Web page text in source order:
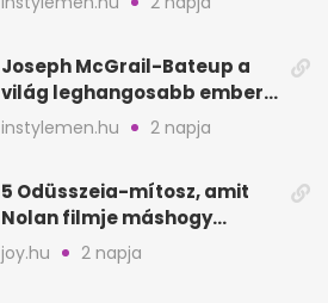
hely
Joseph McGrail-Bateup a
világ leghangosabb embere
lett Ausztráliából
instylemen.hu 2 napja
5 Odüsszeia-mítosz, amit
Nolan filmje máshogy
mutat, mint Homérosz
joy.hu 2 napja